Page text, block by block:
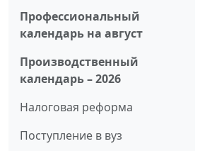
Профессиональный
календарь на август
Производственный
календарь – 2026
Налоговая реформа
Поступление в вуз